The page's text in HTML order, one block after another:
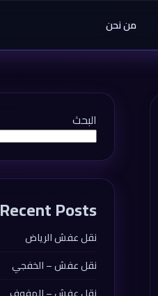
من نحن
البحث
Recent Posts
نقل عفش الرياض
نقل عفش – الخفجي